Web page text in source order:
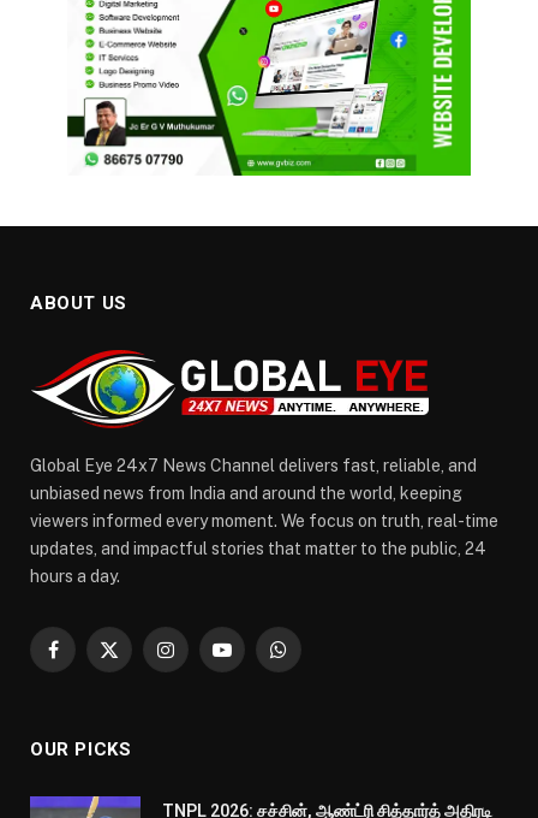
ABOUT US
Global Eye 24x7 News Channel delivers fast, reliable, and
unbiased news from India and around the world, keeping
viewers informed every moment. We focus on truth, real-time
updates, and impactful stories that matter to the public, 24
hours a day.
Facebook
X
InstagramYouTubeWhatsApp
OUR PICKS
TNPL 2026: சச்சின், ஆண்ட்ரி சித்தார்த் அதிரடி